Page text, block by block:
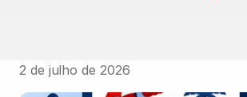
2 de julho de 2026